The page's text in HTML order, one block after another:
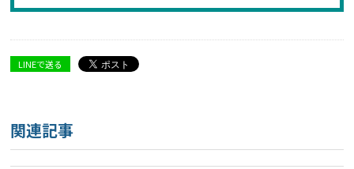
LINEで送る
関連記事